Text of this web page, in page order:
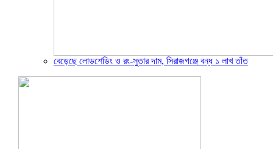
বেড়েছে লোডশেডিং ও রং-সুতার দাম, সিরাজগঞ্জে বন্ধ ১ লাখ তাঁত